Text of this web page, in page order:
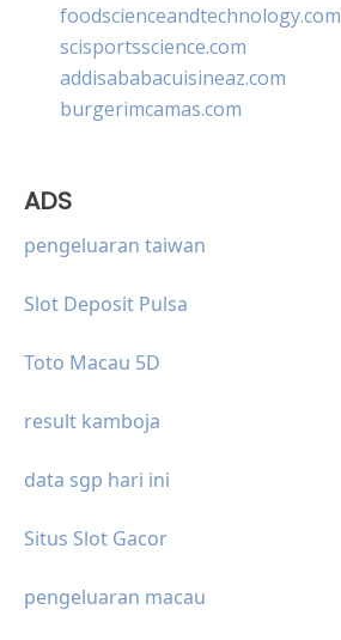
foodscienceandtechnology.com
scisportsscience.com
addisababacuisineaz.com
burgerimcamas.com
ADS
pengeluaran taiwan
Slot Deposit Pulsa
Toto Macau 5D
result kamboja
data sgp hari ini
Situs Slot Gacor
pengeluaran macau